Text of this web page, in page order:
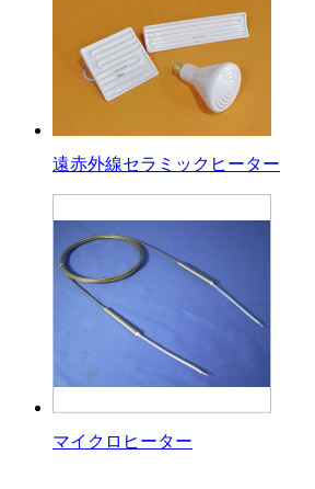
遠赤外線セラミックヒーター
マイクロヒーター